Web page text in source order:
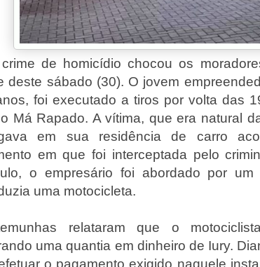
de homicídio chocou os
deste sábado (30). O jovem
foi executado a tiros por volta das
Má Rapado. A vítima, que era natural
em sua residência de carro
em que foi interceptada pelo
o empresário foi abordado por um
uma motocicleta.
relataram que o
uma quantia em dinheiro de Iury.
o pagamento exigido naquele